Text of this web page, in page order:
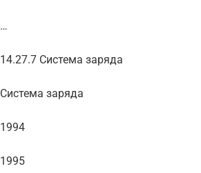
…
14.27.7 Система заряда
Система заряда
1994
1995